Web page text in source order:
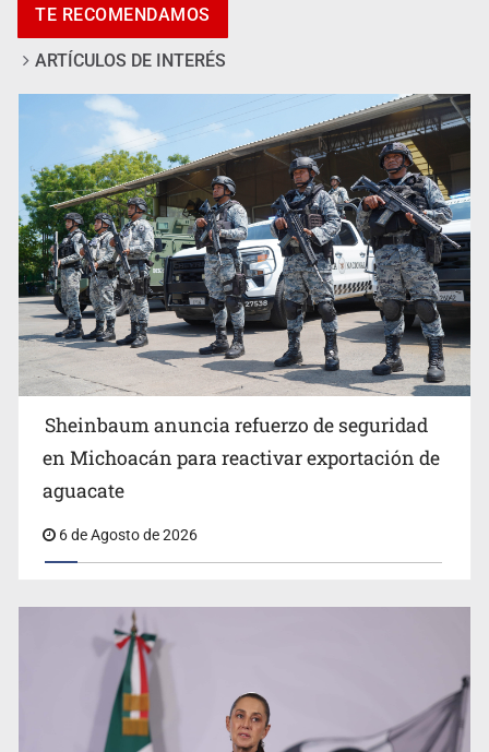
Anuncian comité ciudadano para exigir la liberación de
Ernesto Ruffo
Impulsan jornada informativa sobre epilepsia en Six
TE RECOMENDAMOS
ARTÍCULOS DE INTERÉS
Sheinbaum anuncia refuerzo de seguridad
en Michoacán para reactivar exportación de
aguacate
6 de Agosto de 2026